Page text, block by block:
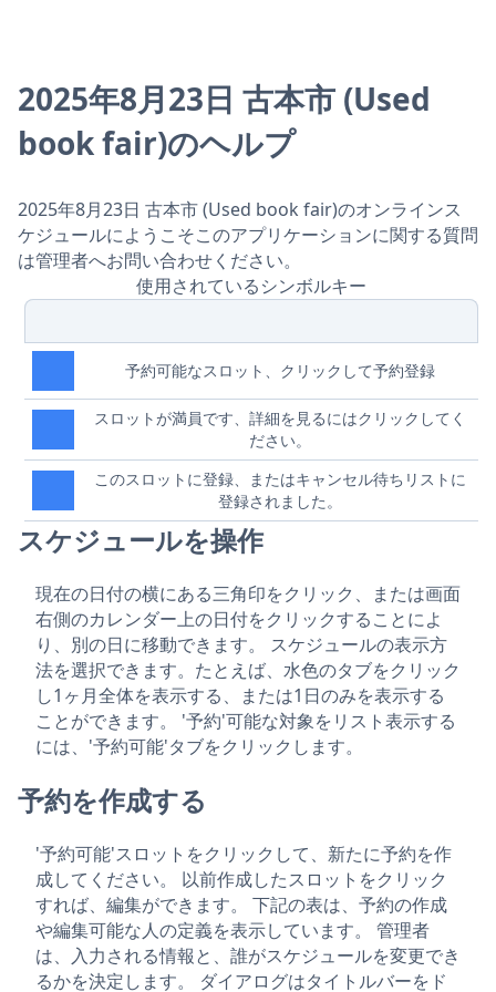
2025年8月23日 古本市 (Used
book fair)のヘルプ
2025年8月23日 古本市 (Used book fair)のオンラインス
ケジュールにようこそこのアプリケーションに関する質問
は管理者へお問い合わせください。
使用されているシンボルキー
予約可能なスロット、クリックして予約登録
スロットが満員です、詳細を見るにはクリックしてく
ださい。
このスロットに登録、またはキャンセル待ちリストに
登録されました。
スケジュールを操作
現在の日付の横にある三角印をクリック、または画面
右側のカレンダー上の日付をクリックすることによ
り、別の日に移動できます。 スケジュールの表示方
法を選択できます。たとえば、水色のタブをクリック
し1ヶ月全体を表示する、または1日のみを表示する
ことができます。 '予約'可能な対象をリスト表示する
には、'予約可能'タブをクリックします。
予約を作成する
'予約可能'スロットをクリックして、新たに予約を作
成してください。 以前作成したスロットをクリック
すれば、編集ができます。 下記の表は、予約の作成
や編集可能な人の定義を表示しています。 管理者
は、入力される情報と、誰がスケジュールを変更でき
るかを決定します。 ダイアログはタイトルバーをド